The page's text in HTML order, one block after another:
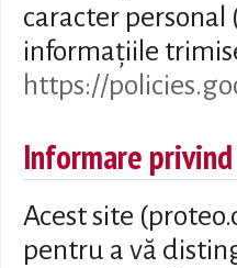
caracter
informațiile
https://
Informare
Acest site
pentru a vă